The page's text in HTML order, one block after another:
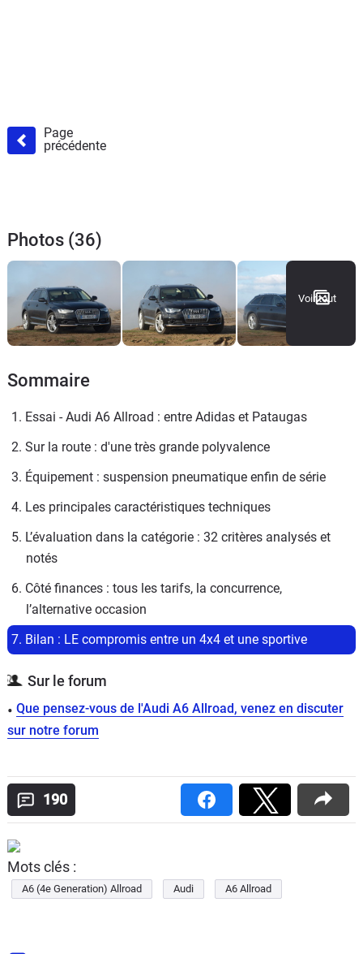
Page
précédente
Photos (36)
Voir tout
Sommaire
1. Essai - Audi A6 Allroad : entre Adidas et Pataugas
2. Sur la route : d'une très grande polyvalence
3. Équipement : suspension pneumatique enfin de série
4. Les principales caractéristiques techniques
5. L’évaluation dans la catégorie : 32 critères analysés et
notés
6. Côté finances : tous les tarifs, la concurrence,
l’alternative occasion
7. Bilan : LE compromis entre un 4x4 et une sportive
Sur le forum
Que pensez-vous de l'Audi A6 Allroad, venez en discuter
sur notre forum
190
Mots clés :
A6 (4e Generation) Allroad Audi A6 Allroad